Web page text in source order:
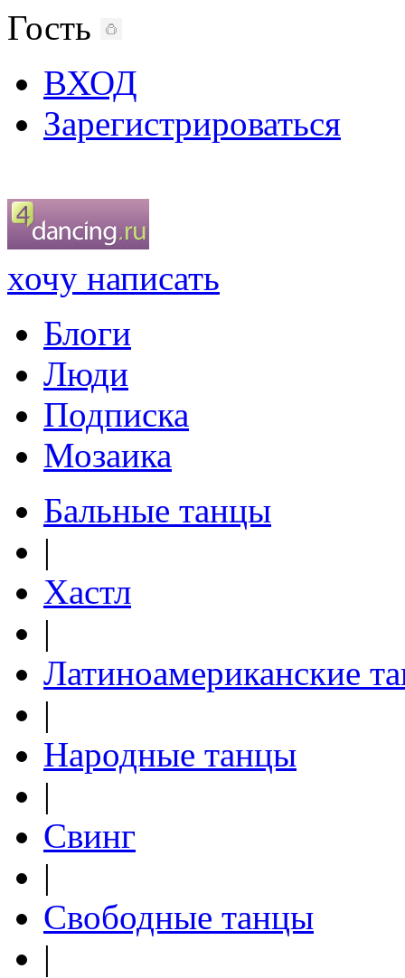
Гость
ВХОД
Зарегистрироваться
хочу написать
Блоги
Люди
Подписка
Мозаика
Бальные танцы
|
Хастл
|
Латиноамериканские
|
Народные танцы
|
Свинг
|
Свободные танцы
|